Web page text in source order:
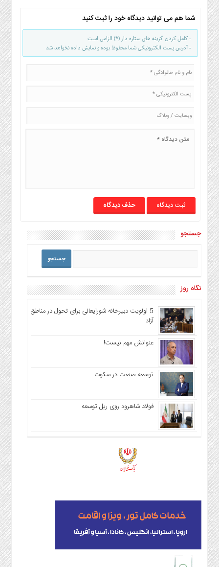
دیجیتال
کشاورزی
و
صنایع
غذایی
و
بین
الملل
روز
شما هم می توانید دیدگاه خود را ثبت کنید
- کامل کردن گزینه های ستاره دار (*) الزامی است
- آدرس پست الکترونیکی شما محفوظ بوده و نمایش داده نخواهد شد
حذف دیدگاه
جستجو
نگاه روز
5 اولویت دبیرخانه شورایعالی برای تحول در مناطق
آزاد
عنوانش مهم نیست!
توسعه صنعت در سکوت
فولاد شاهرود روی ریل توسعه